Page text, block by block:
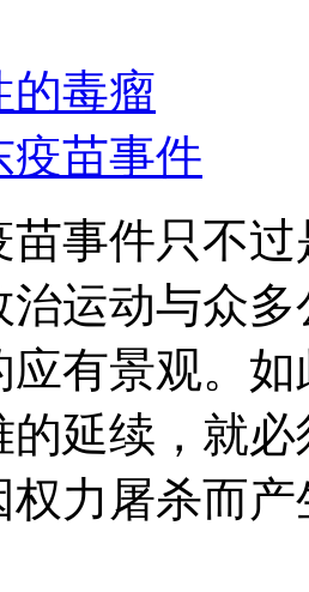
的毒瘤
苗事件
苗事件只不
治运动与众
应有景观。
的延续，就
权力屠杀而